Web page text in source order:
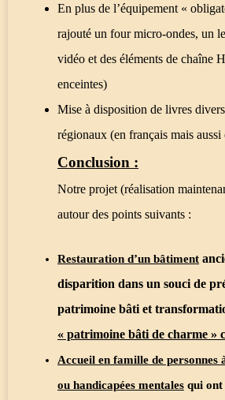
En plus de l’équipement «
rajouté un four micro-ondes, un
vidéo et des éléments de chaîne
enceintes)
Mise à disposition de livres
régionaux (en français mais aussi
Conclusion :
Notre projet (réalisation
autour des points suivants :
Restauration d’un bâtiment
disparition dans un souci de
patrimoine bâti et
« patrimoine bâti de charme »
Accueil en famille de personnes
ou handicapées mentales qui ont